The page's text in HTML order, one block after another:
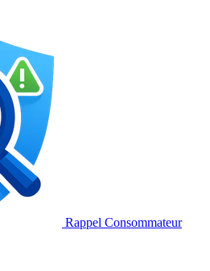
Rappel Consommateur